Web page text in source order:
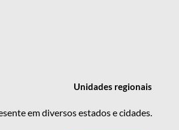
Unidades regionais
em diversos estados e cidades.